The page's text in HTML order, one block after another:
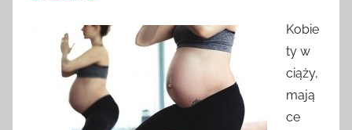
Kobie
ty w
ciąży,
mają
ce